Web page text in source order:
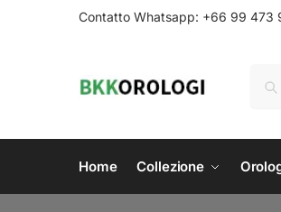
Contatto Whatsapp: +66 99 473
Home Collezione